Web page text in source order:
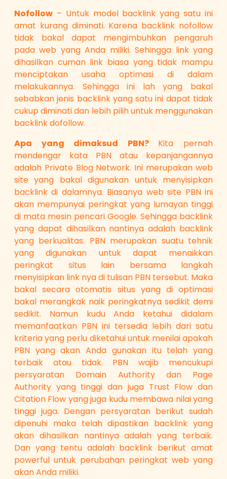
Nofollow – Untuk model backlink yang satu ini
amat kurang diminati. Karena backlink nofollow
tidak bakal dapat mengimbuhkan pengaruh
pada web yang Anda miliki. Sehingga link yang
dihasilkan cuman link biasa yang tidak mampu
menciptakan usaha optimasi di dalam
melakukannya. Sehingga ini lah yang bakal
sebabkan jenis backlink yang satu ini dapat tidak
cukup diminati dan lebih pilih untuk menggunakan
backlink dofollow.
Apa yang dimaksud PBN? Kita pernah
mendengar kata PBN atau kepanjangannya
adalah Private Blog Network. Ini merupakan web
site yang bakal digunakan untuk menyisipkan
backlink di dalamnya. Biasanya web site PBN ini
akan mempunyai peringkat yang lumayan tinggi
di mata mesin pencari Google. Sehingga backlink
yang dapat dihasilkan nantinya adalah backlink
yang berkualitas. PBN merupakan suatu tehnik
yang digunakan untuk dapat menaikkan
peringkat situs lain bersama langkah
menyisipkan link nya di tulisan PBN tersebut. Maka
bakal secara otomatis situs yang di optimasi
bakal merangkak naik peringkatnya sedikit demi
sedikit. Namun kudu Anda ketahui didalam
memanfaatkan PBN ini tersedia lebih dari satu
kriteria yang perlu diketahui untuk menilai apakah
PBN yang akan Anda gunakan itu telah yang
terbaik atau tidak. PBN wajib mencukupi
persyaratan Domain Authority dan Page
Authority yang tinggi dan juga Trust Flow dan
Citation Flow yang juga kudu membawa nilai yang
tinggi juga. Dengan persyaratan berikut sudah
dipenuhi maka telah dipastikan backlink yang
akan dihasilkan nantinya adalah yang terbaik.
Dan yang tentu adalah backlink berikut amat
powerful untuk perubahan peringkat web yang
akan Anda miliki.